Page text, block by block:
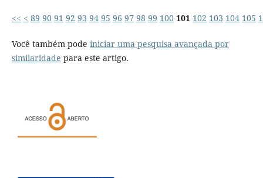
<< < 89 90 91 92 93 94 95 96 97 98 99 100 101 102 103 104 105
Você também pode iniciar uma pesquisa avançada por
similaridade para este artigo.